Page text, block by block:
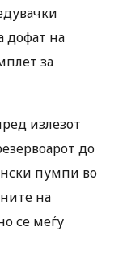
дофат на
за
излезот
до
пумпи во
на
се меѓу